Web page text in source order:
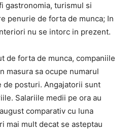
gastronomia, turismul si
penurie de forta de munca; In
nu se intorc in prezent.
de forta de munca, companiile
masura sa ocupe numarul
de posturi. Angajatorii sunt
Salariile medii pe ora au
comparativ cu luna
mai mult decat se asteptau